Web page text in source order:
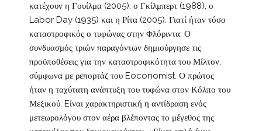
κατέχουν η Γουίλμα (2005), ο Γκίλμπερτ (1988), ο
Labor Day (1935) και η Ρίτα (2005). Γιατί ήταν τόσο
καταστροφικός ο τυφώνας στην Φλόριντα; Ο
συνδυασμός τριών παραγόντων δημιούργησε τις
προϋποθέσεις για την καταστροφικότητα του Μίλτον,
σύμφωνα με ρεπορτάζ του Eoconomist. Ο πρώτος
ήταν η ταχύτατη ανάπτυξη του τυφώνα στον Κόλπο του
Μεξικού. Eίναι χαρακτηριστική η αντίδραση ενός
μετεωρολόγου στον αέρα βλέποντας το μέγεθος της